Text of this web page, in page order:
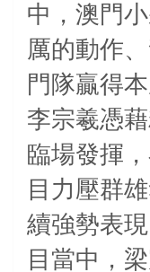
中，澳門
厲的動作
門隊贏得
李宗羲憑
臨場發揮
目力壓群
續強勢表
目當中，